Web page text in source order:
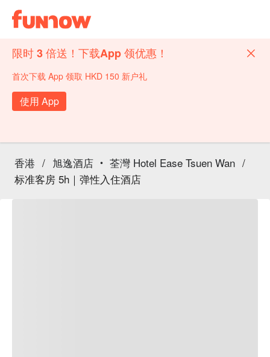
限时 3 倍送！下载App 领优惠！
首次下载 App 领取 HKD 150 新户礼
使用 App
香港 / 旭逸酒店 ‧ 荃灣 Hotel Ease Tsuen Wan /
标准客房 5h｜弹性入住酒店